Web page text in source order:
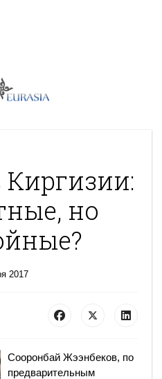
но
2017
Сооронбай Жээнбеков, по
предварительным